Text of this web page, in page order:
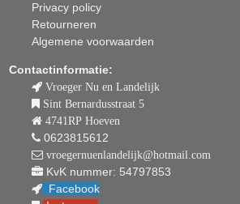
Privacy policy
Retourneren
Algemene voorwaarden
Contactinformatie:
Vroeger Nu en Landelijk
Sint Bernardusstraat 5
4741RP Hoeven
0623815612
vroegernuenlandelijk@hotmail.com
KvK nummer: 54797853
Facebook